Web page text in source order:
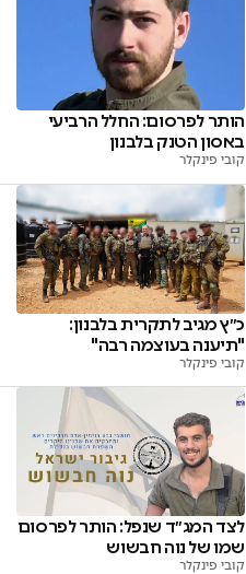
הותר לפרסום: החלל הרביעי
באסון הטנק בלבנון
קובי פינקלר
כ״ץ מגיב לתקרית בלבנון:
"תיענה בעוצמה רבה"
קובי פינקלר
לצד המג״ד שנפל: הותר לפרסום
שמו של נוה חבשוש
קובי פינקלר